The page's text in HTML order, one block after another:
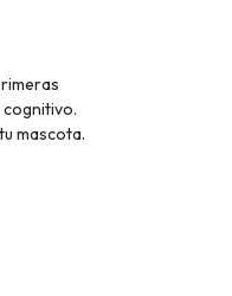
mascota.